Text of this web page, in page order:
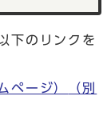
下のリンクを
ページ）
（別